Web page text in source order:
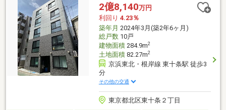
2億8,140万円
利回り 4.23％
築年月 2024年3月(築2年6ヶ月)
総戸数10戸
建物面積284.9m2
土地面積82.27m2
京浜東北・根岸線 東十条駅 徒歩3
分
その他の交通
東京都北区東十条２丁目